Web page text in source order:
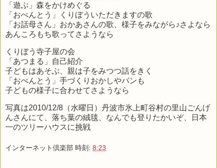
「遊ぶ」森をかけめぐる
「おべんとう」くりぼういただきますの歌
「お話母さん」おかあさんの歌、様子をみながら♪さよなら
あんころもち歌ってさようなら
くりぼう寺子屋の会
「あつまる」自己紹介
子どもはあそぶ、親は子をみつつ話をきく
「おべんとう」手づくりおかしやパンも
子どもの様子に合わせてさようなら
写真は2010/12/8（水曜日）丹波市氷上町谷村の里山ごんげ
んさんにて、落ち葉の絨毯、なんでも登りたかいぞ、日本
一のツリーハウスに挑戦
インターネット倶楽部 時刻: 8:23